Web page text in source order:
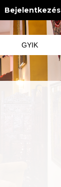
Bejelentkezés
GYIK